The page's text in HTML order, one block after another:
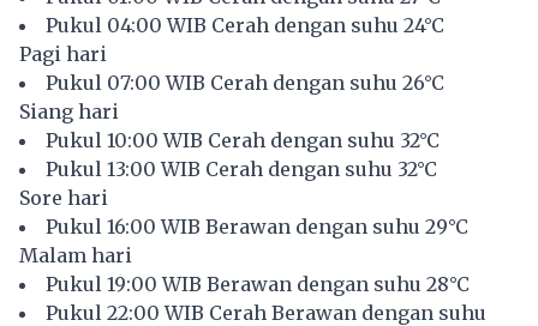
Pukul 04:00 WIB Cerah dengan suhu 24°C
Pagi hari
Pukul 07:00 WIB Cerah dengan suhu 26°C
Siang hari
Pukul 10:00 WIB Cerah dengan suhu 32°C
Pukul 13:00 WIB Cerah dengan suhu 32°C
Sore hari
Pukul 16:00 WIB Berawan dengan suhu 29°C
Malam hari
Pukul 19:00 WIB Berawan dengan suhu 28°C
Pukul 22:00 WIB Cerah Berawan dengan suhu